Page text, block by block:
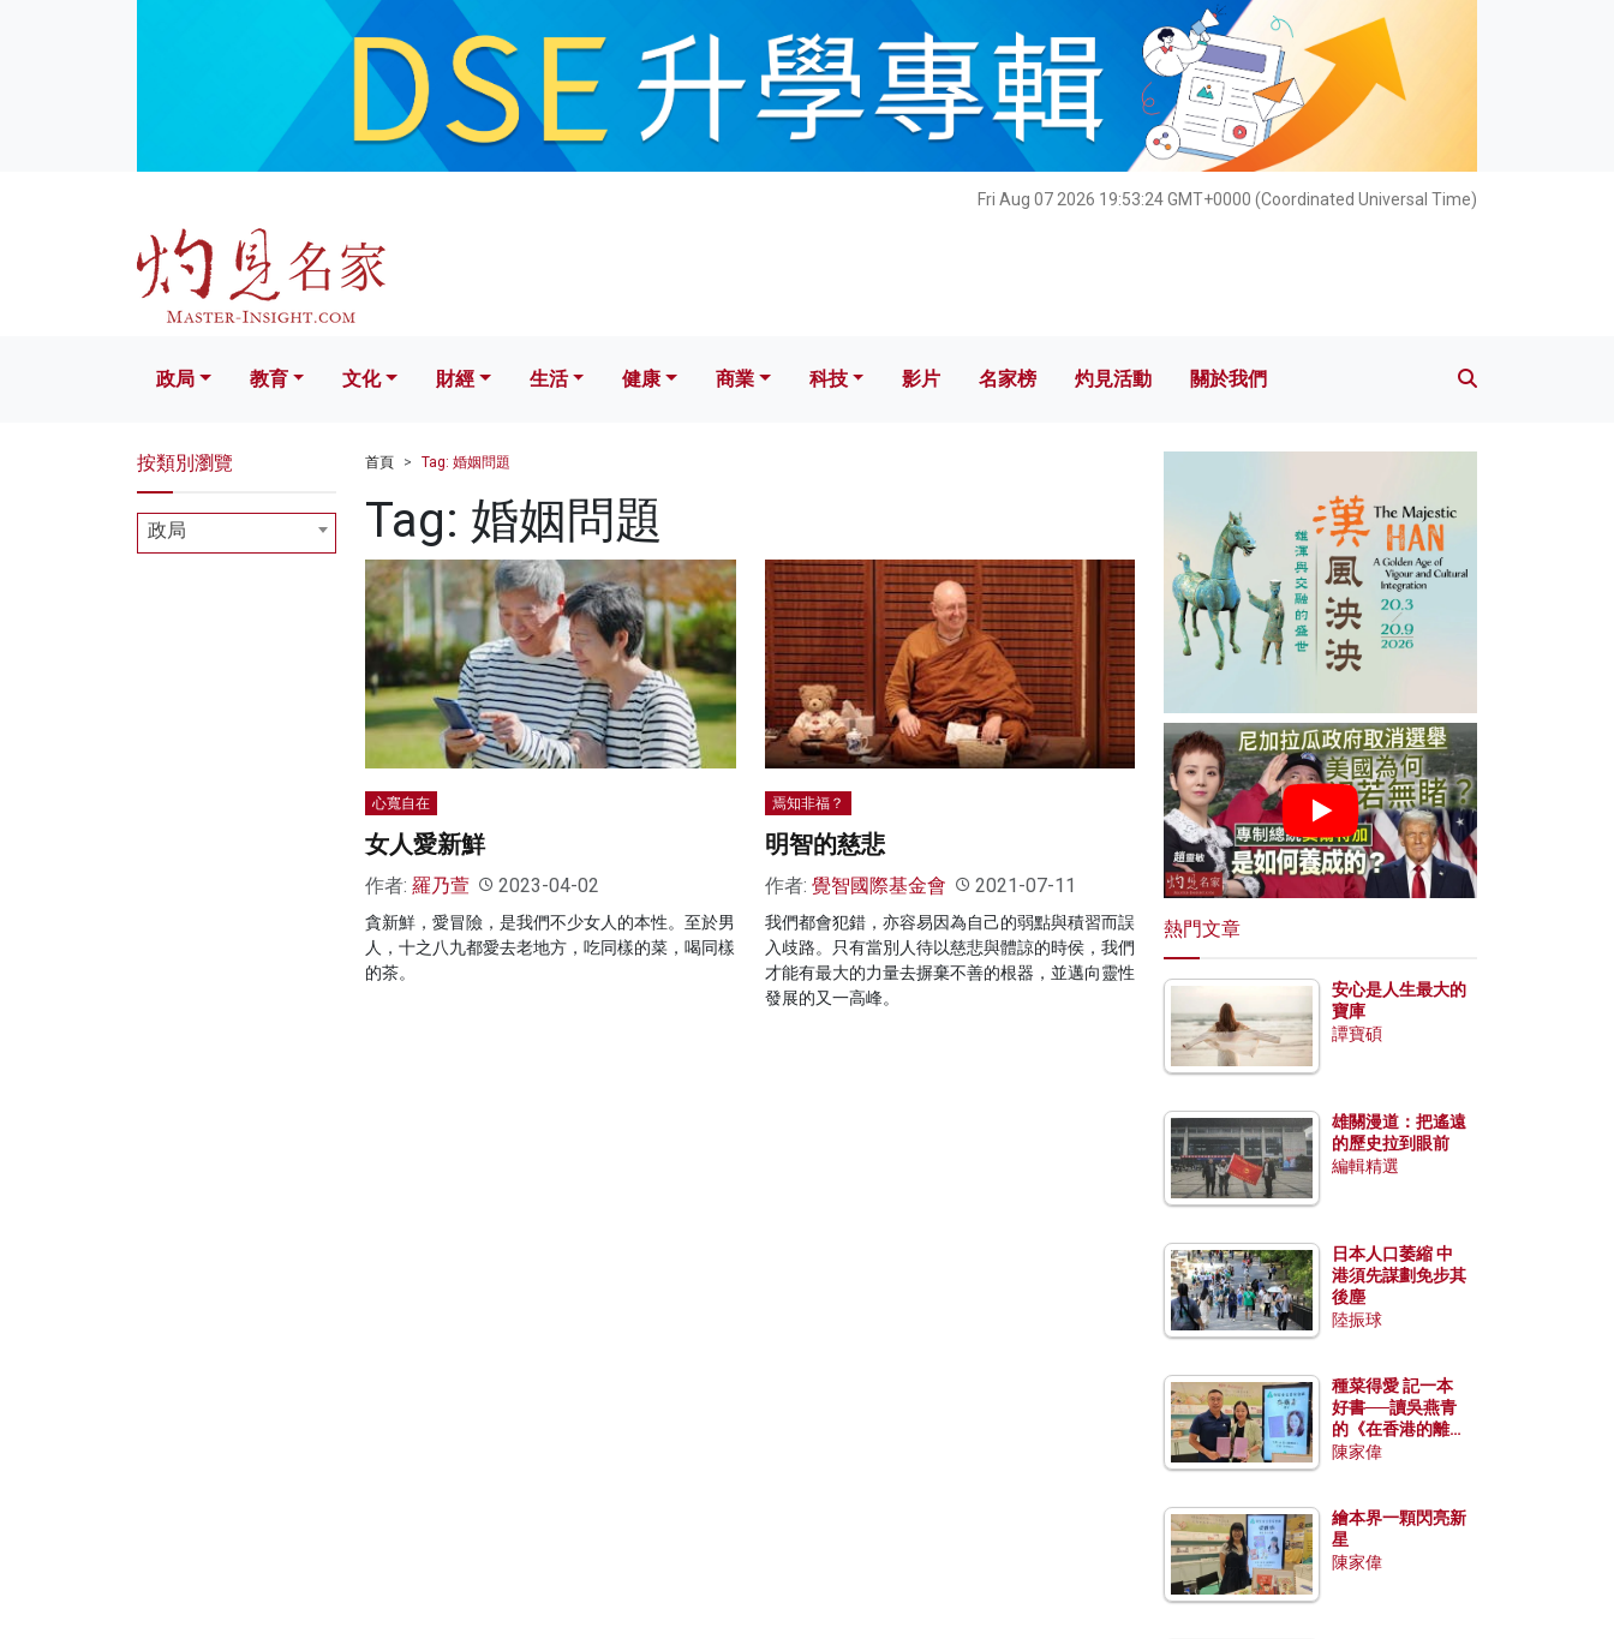
Fri Aug 07 2026 19:53:25 GMT+0000 (Coordinated Universal Time)
文化 財經 生活 健康 科技 影片 名家榜 灼見活動 關於我們
政局 教育 文化 財經 生活 健康 商業 科技 影片 名家榜 灼見活動 關於我們
首頁 Tag: 婚姻問題
Tag: 婚姻問題
心寬自在
女人愛新鮮
作者: 羅乃萱 2023-04-02
貪新鮮，愛冒險，是我們不少女人的本性。至於男
人，十之八九都愛去老地方，吃同樣的菜，喝同樣
的茶。
焉知非福？
明智的慈悲
作者: 覺智國際基金會 2021-07-11
我們都會犯錯，亦容易因為自己的弱點與積習而誤
入歧路。只有當別人待以慈悲與體諒的時侯，我們
才能有最大的力量去摒棄不善的根器，並邁向靈性
發展的又一高峰。
按類別瀏覽
政局
熱門文章
安心是人生最大的
寶庫
譚寶碩
雄關漫道：把遙遠
的歷史拉到眼前
編輯精選
日本人口萎縮 中
港須先謀劃免步其
後塵
陸振球
種菜得愛 記一本
好書──讀吳燕青
的《在香港的離島
種菜》
陳家偉
繪本界一顆閃亮新
星
陳家偉